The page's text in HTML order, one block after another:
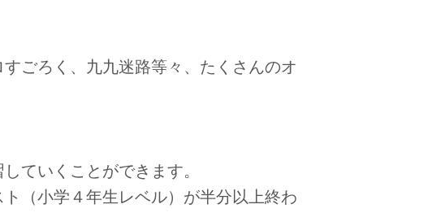
ごろく、九九迷路等々、たくさんのオ
ていくことができます。
（小学４年生レベル）が半分以上終わ